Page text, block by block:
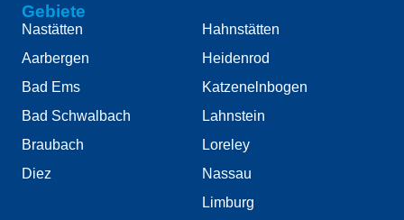
Gebiete
Nastätten
Aarbergen
Bad Ems
Bad Schwalbach
Braubach
Diez
Hahnstätten
Heidenrod
Katzenelnbogen
Lahnstein
Loreley
Nassau
Limburg